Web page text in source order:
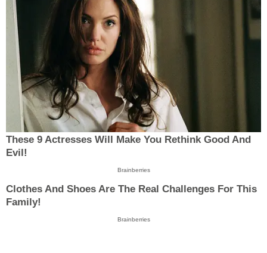
These 9 Actresses Will Make You Rethink Good And
Evil!
Brainberries
Clothes And Shoes Are The Real Challenges For This
Family!
Brainberries